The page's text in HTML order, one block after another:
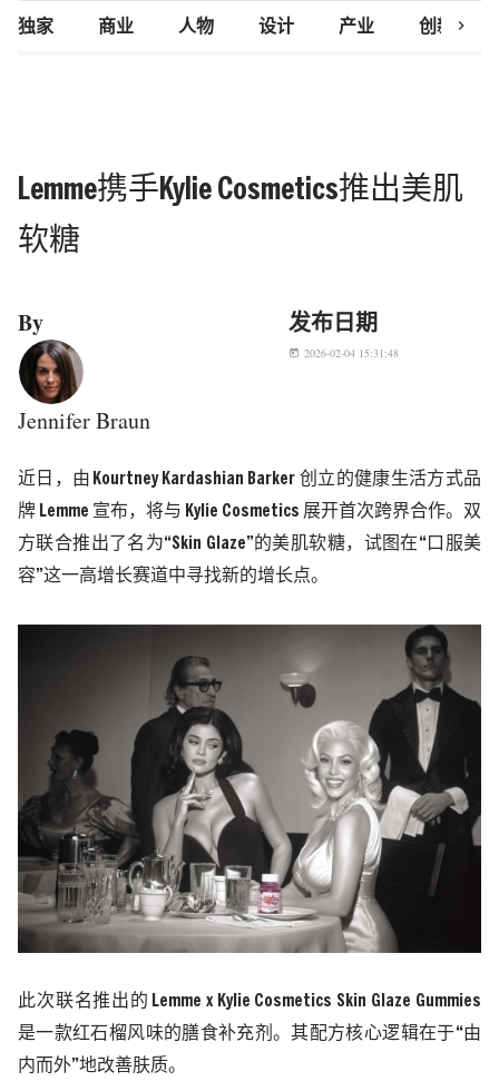
独家 商业 人物 设计 产业 创新研究
chevron_right
Lemme携手Kylie Cosmetics推出美肌
软糖
By
Jennifer Braun
发布日期
today 2026-02-04 15:31:48
近日，由 Kourtney Kardashian Barker 创立的健康生活方式品
牌 Lemme 宣布，将与 Kylie Cosmetics 展开首次跨界合作。双
方联合推出了名为“Skin Glaze”的美肌软糖，试图在“口服美
容”这一高增长赛道中寻找新的增长点。
此次联名推出的 Lemme x Kylie Cosmetics Skin Glaze Gummies
是一款红石榴风味的膳食补充剂。其配方核心逻辑在于“由
内而外”地改善肤质。